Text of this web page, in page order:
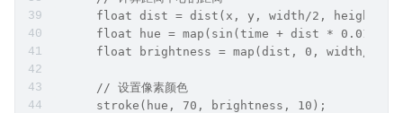
float dist = dist(x, y, width/2, height/
float hue = map(sin(time + dist * 0.01),
float brightness = map(dist, 0, width/2,
      // 设置像素颜色
      stroke(hue, 70, brightness, 10);